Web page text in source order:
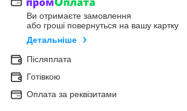
Ви отримаєте замовлення
або гроші повернуться на вашу картку
Детальніше
Післяплата
Готівкою
Оплата за реквізитами